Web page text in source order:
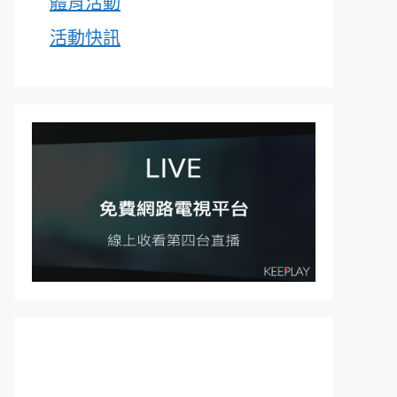
活動快訊